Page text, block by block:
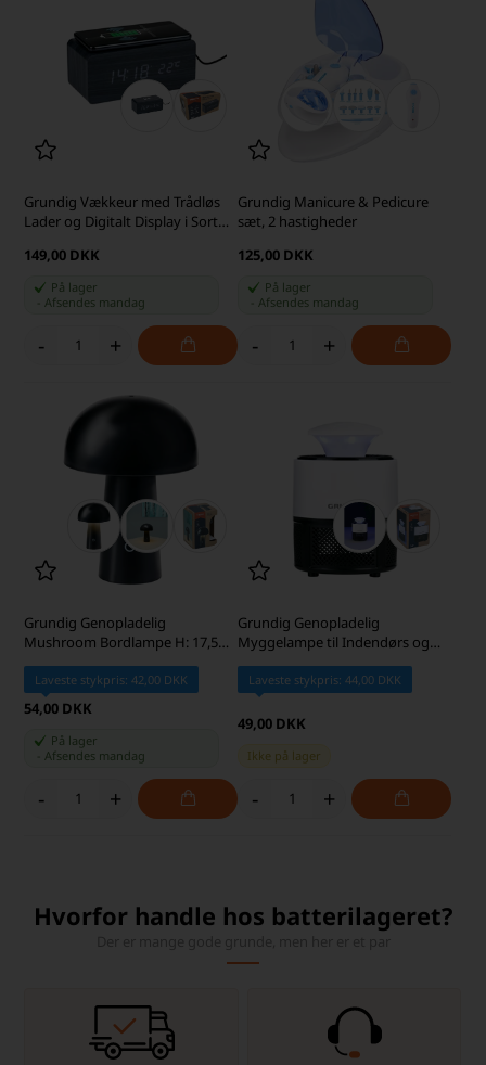
Grundig Vækkeur med Trådløs
Lader og Digitalt Display i Sort
149,00 DKK
På lager
Afsendes mandag
- +
Grundig Manicure & Pedicure
sæt, 2 hastigheder
125,00 DKK
På lager
Afsendes mandag
- +
Grundig Genopladelig
Mushroom Bordlampe H: 17,5
Laveste stykpris: 42,00 DKK
54,00 DKK
På lager
Afsendes mandag
- +
Grundig Genopladelig
Myggelampe til Indendørs og
Laveste stykpris: 44,00 DKK
49,00 DKK
Ikke på lager
- +
Hvorfor handle hos batterilageret?